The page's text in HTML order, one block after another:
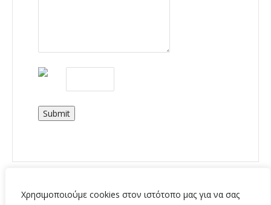
Χρησιμοποιούμε cookies στον ιστότοπο μας για να σας
Submit